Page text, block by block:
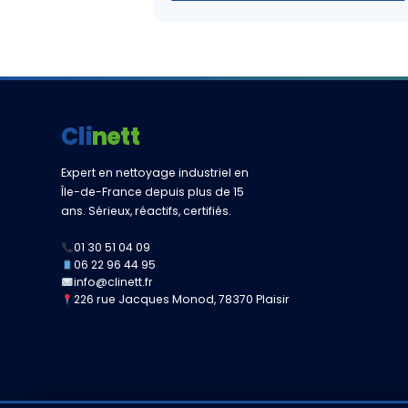
Clinett
Expert en nettoyage industriel en
Île-de-France depuis plus de 15
ans. Sérieux, réactifs, certifiés.
01 30 51 04 09
06 22 96 44 95
info@clinett.fr
226 rue Jacques Monod, 78370 Plaisir